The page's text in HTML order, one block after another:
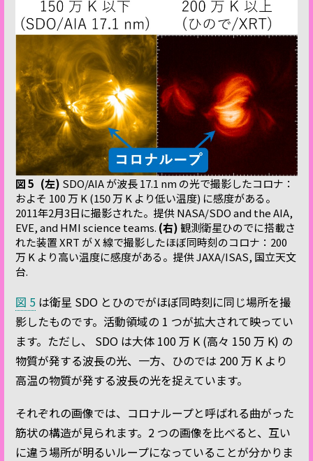
図 5 (左) SDO/AIA が波長 17.1 nm の光で撮影したコロナ：
およそ 100 万 K (150 万 K より低い温度) に感度がある。
2011年2月3日に撮影された。提供 NASA/SDO and the AIA,
EVE, and HMI science teams. (右) 観測衛星ひのでに搭載さ
れた装置 XRT が X 線で撮影したほぼ同時刻のコロナ：200
万 K より高い温度に感度がある。提供 JAXA/ISAS, 国立天文
台.
図 5 は衛星 SDO とひのでがほぼ同時刻に同じ場所を撮
影したものです。活動領域の 1 つが拡大されて映ってい
ます。ただし、 SDO は大体 100 万 K (高々 150 万 K) の
物質が発する波長の光、一方、ひのでは 200 万 K より
高温の物質が発する波長の光を捉えています。
それぞれの画像では、コロナループと呼ばれる曲がった
筋状の構造が見られます。2 つの画像を比べると、互い
に違う場所が明るいループになっていることが分かりま